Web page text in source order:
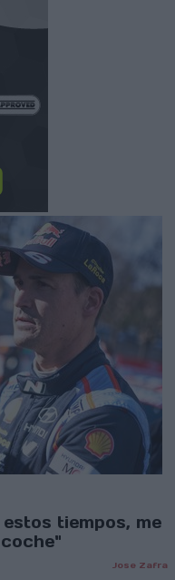
tiempos, me
Jose Zafra